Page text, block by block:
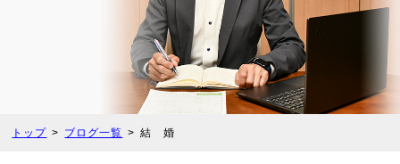
トップ ブログ一覧 結 婚